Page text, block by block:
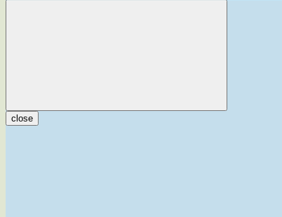
close